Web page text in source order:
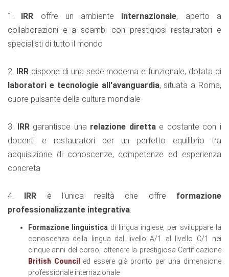
1. IRR offre un ambiente internazionale, aperto a
collaborazioni e a scambi con prestigiosi restauratori e
specialisti di tutto il mondo
2. IRRdispone di una sede moderna e funzionale, dotata di
laboratori e tecnologie all'avanguardia, situata a Roma,
cuore pulsante della cultura mondiale
3. IRRgarantisce una relazione direttae costante con i
docenti e restauratori per un perfetto equilibrio tra
acquisizione di conoscenze, competenze ed esperienza
concreta
4. IRR è l'unica realtà che offre formazione
professionalizzante integrativa:
Formazione linguistica di lingua inglese, per sviluppare la
conoscenza della lingua dal livello A/1 al livello C/1 nei
cinque anni del corso, ottenere la prestigiosa Certificazione
British Council ed essere già pronto per una dimensione
professionale internazionale